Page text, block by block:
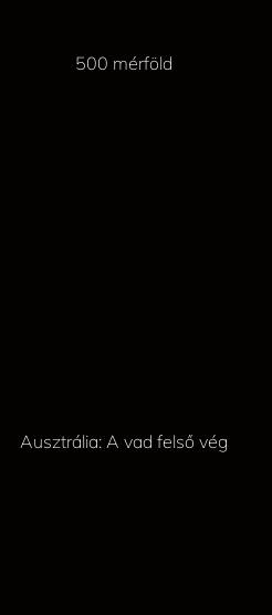
500 mérföld
Ausztrália: A vad felső vég